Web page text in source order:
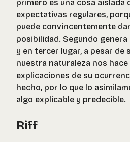
primero es una cosa aislada
expectativas regulares,
puede convincentemente
posibilidad. Segundo
y en tercer lugar, a pesar de
nuestra naturaleza nos
explicaciones de su
hecho, por lo que lo
algo explicable y predecible.
Riff